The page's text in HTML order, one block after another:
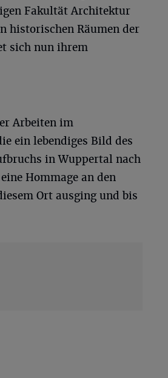
Fakultät Architektur
historischen Räumen der
sich nun ihrem
Arbeiten im
ein lebendiges Bild des
in Wuppertal nach
Hommage an den
Ort ausging und bis